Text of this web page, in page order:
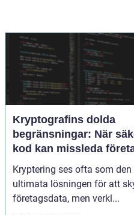
Kryptografins dolda
begränsningar: När
kod kan missleda
Kryptering ses ofta som den
ultimata lösningen för att
företagsdata, men verkl...